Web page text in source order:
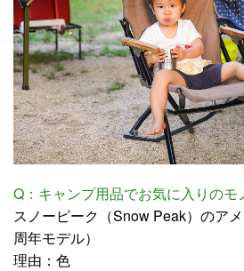
Q：キャンプ用品でお気に入りのモ
スノーピーク（Snow Peak）のア
周年モデル）
理由：色